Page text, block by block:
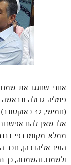
אחרי שחגגו את
פמליה גדולה ובראשה
(חמישי, 12
אלו שאין להם
ממלא מקומו רפי
העיר אליהו כהן, חבר
ולשמח. והשמחה, כך